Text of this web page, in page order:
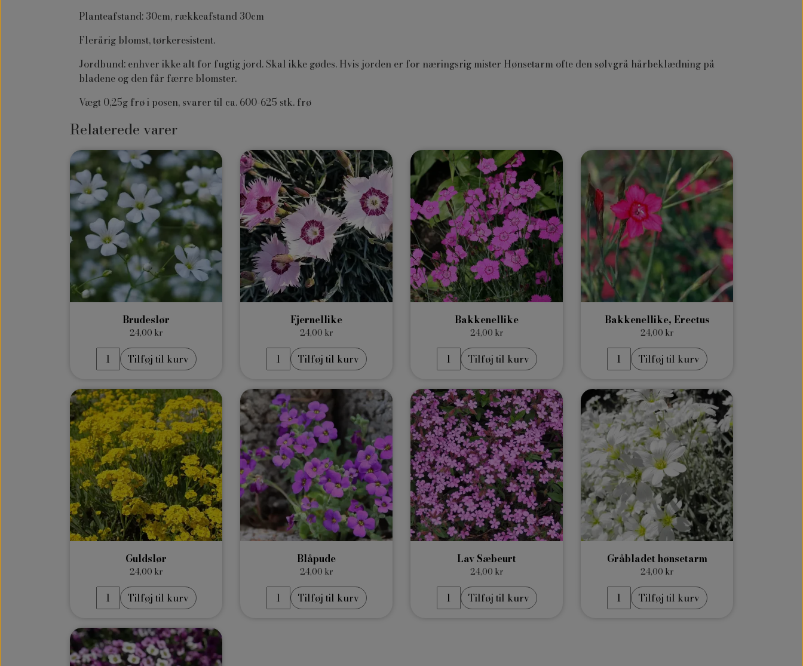
Planteafstand: 30cm, rækkeafstand 30cm
Flerårig blomst, tørkeresistent.
Jordbund: enhver ikke alt for fugtig jord. Skal ikke gødes. Hvis jorden er for næringsrig mister Hønsetarm ofte den sølv­grå hårbeklædning på
bladene og den får færre blomster.
Vægt 0,25g frø i posen, svarer til ca. 600-625 stk. frø
Relaterede varer
Brudeslør
24,00 kr
Tilføj til kurv
Fjernellike
24,00 kr
Tilføj til kurv
Bakkenellike
24,00 kr
Tilføj til kurv
Bakkenellike, Erectus
24,00 kr
Tilføj til kurv
Guldslør
24,00 kr
Tilføj til kurv
Blåpude
24,00 kr
Tilføj til kurv
Lav Sæbeurt
24,00 kr
Tilføj til kurv
Gråbladet hønsetarm
24,00 kr
Tilføj til kurv